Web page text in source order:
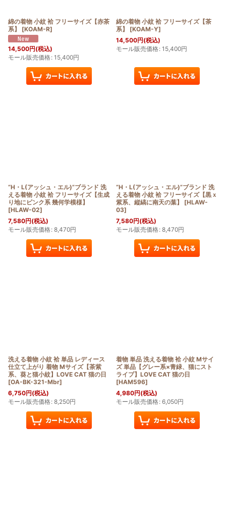
綿の着物 小紋 袷 フリーサイズ【赤茶
系】
[KOAM-R]
14,500円(税込)
モール販売価格: 15,400円
綿の着物 小紋 袷 フリーサイズ【茶
系】
[KOAM-Y]
14,500円(税込)
モール販売価格: 15,400円
“H・L(アッシュ・エル)”ブランド 洗
える着物 小紋 袷 フリーサイズ【生成
り地にピンク系 幾何学模様】
[HLAW-02]
7,580円(税込)
モール販売価格: 8,470円
“H・L(アッシュ・エル)”ブランド 洗
える着物 小紋 袷 フリーサイズ【黒ｘ
紫系、縦縞に南天の葉】
[HLAW-
03]
7,580円(税込)
モール販売価格: 8,470円
洗える着物 小紋 袷 単品 レディース
仕立て上がり 着物 Mサイズ【茶紫
系、葵と猫小紋】LOVE CAT 猫の日
[OA-BK-321-Mbr]
6,750円(税込)
モール販売価格: 8,250円
着物 単品 洗える着物 袷 小紋 Mサイ
ズ 単品【グレー系×青緑、猫にスト
ライプ】LOVE CAT 猫の日
[HAM596]
4,980円(税込)
モール販売価格: 6,050円